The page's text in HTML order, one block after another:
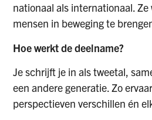
nationaal als internationaal.
mensen in beweging te
Hoe werkt de deelname?
Je schrijft je in als tweetal,
een andere generatie. Zo
perspectieven verschillen én